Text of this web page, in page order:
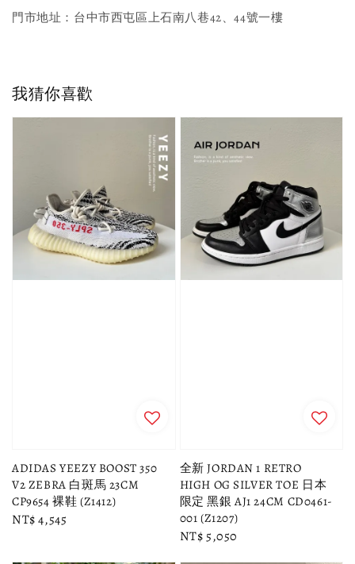
門市地址：台中市西屯區上石南八巷42、44號一樓
我猜你喜歡
ADIDAS YEEZY BOOST 350
V2 ZEBRA 白斑馬 23CM
CP9654 裸鞋 (Z1412)
Regular
NT$ 4,545
全新 JORDAN 1 RETRO
HIGH OG SILVER TOE 日本
限定 黑銀 AJ1 24CM CD0461-
001 (Z1207)
Regular
NT$ 5,050